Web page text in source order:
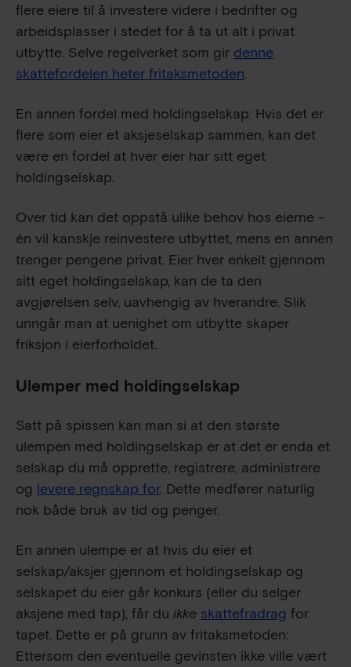
flere eiere til å investere videre i bedrifter og
arbeidsplasser i stedet for å ta ut alt i privat
utbytte. Selve regelverket som gir denne
skattefordelen heter fritaksmetoden.
En annen fordel med holdingselskap: Hvis det er
flere som eier et aksjeselskap sammen, kan det
være en fordel at hver eier har sitt eget
holdingselskap.
Over tid kan det oppstå ulike behov hos eierne –
én vil kanskje reinvestere utbyttet, mens en annen
trenger pengene privat. Eier hver enkelt gjennom
sitt eget holdingselskap, kan de ta den
avgjørelsen selv, uavhengig av hverandre. Slik
unngår man at uenighet om utbytte skaper
friksjon i eierforholdet.
Ulemper med holdingselskap
Satt på spissen kan man si at den største
ulempen med holdingselskap er at det er enda et
selskap du må opprette, registrere, administrere
og levere regnskap for. Dette medfører naturlig
nok både bruk av tid og penger.
En annen ulempe er at hvis du eier et
selskap/aksjer gjennom et holdingselskap og
selskapet du eier går konkurs (eller du selger
aksjene med tap), får du ikke skattefradrag for
tapet. Dette er på grunn av fritaksmetoden:
Ettersom den eventuelle gevinsten ikke ville vært